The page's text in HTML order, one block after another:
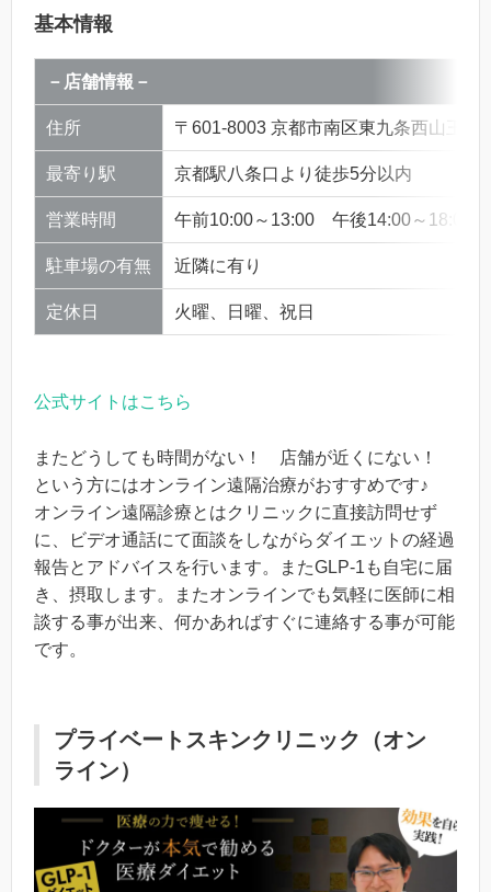
基本情報
－店舗情報－
住所 〒601-8003 京都市南区東九条西山王
最寄り駅 京都駅八条口より徒歩5分以内
営業時間 午前10:00～13:00 午後14:00～18:00
駐車場の有無 近隣に有り
定休日 火曜、日曜、祝日
公式サイトはこちら
またどうしても時間がない！ 店舗が近くにない！
という方にはオンライン遠隔治療がおすすめです♪
オンライン遠隔診療とはクリニックに直接訪問せず
に、ビデオ通話にて面談をしながらダイエットの経過
報告とアドバイスを行います。またGLP-1も自宅に届
き、摂取します。またオンラインでも気軽に医師に相
談する事が出来、何かあればすぐに連絡する事が可能
です。
プライベートスキンクリニック（オン
ライン）